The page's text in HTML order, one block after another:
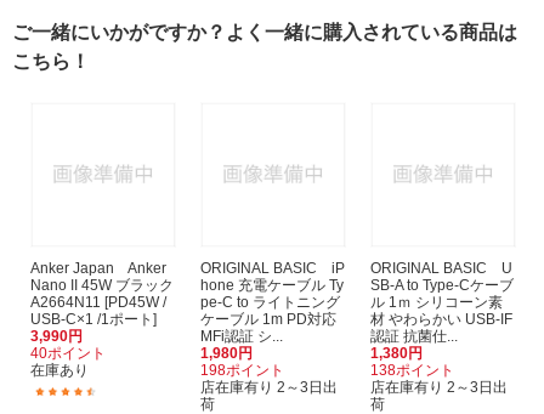
ご一緒にいかがですか？よく一緒に購入されている商品は
こちら！
Anker Japan Anker
Nano II 45W ブラック
A2664N11 [PD45W /
USB-C×1 /1ポート]
3,990円
40ポイント
在庫あり
ORIGINAL BASIC iP
hone 充電ケーブル Ty
pe-C to ライトニング
ケーブル 1m PD対応
MFi認証 シ...
1,980円
198ポイント
店在庫有り 2～3日出
荷
ORIGINAL BASIC U
SB-A to Type-Cケーブ
ル 1ｍ シリコーン素
材 やわらかい USB-IF
認証 抗菌仕...
1,380円
138ポイント
店在庫有り 2～3日出
荷